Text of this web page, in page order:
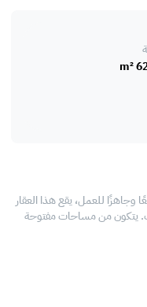
وجاهزًا للعمل، يقع هذا العقار
يتكون من مساحات مفتوحة